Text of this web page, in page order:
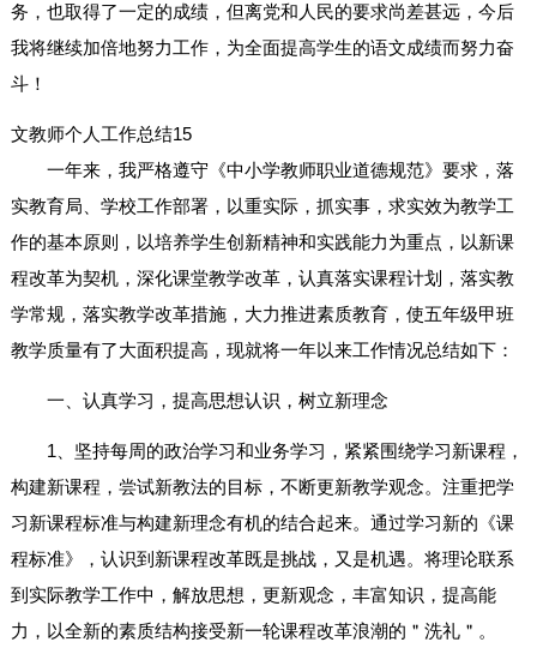
务，也取得了一定的成绩，但离党和人民的要求尚差甚远，今后
我将继续加倍地努力工作，为全面提高学生的语文成绩而努力奋
斗！
文教师个人工作总结15
一年来，我严格遵守《中小学教师职业道德规范》要求，落
实教育局、学校工作部署，以重实际，抓实事，求实效为教学工
作的基本原则，以培养学生创新精神和实践能力为重点，以新课
程改革为契机，深化课堂教学改革，认真落实课程计划，落实教
学常规，落实教学改革措施，大力推进素质教育，使五年级甲班
教学质量有了大面积提高，现就将一年以来工作情况总结如下：
一、认真学习，提高思想认识，树立新理念
1、坚持每周的政治学习和业务学习，紧紧围绕学习新课程，
构建新课程，尝试新教法的目标，不断更新教学观念。注重把学
习新课程标准与构建新理念有机的结合起来。通过学习新的《课
程标准》，认识到新课程改革既是挑战，又是机遇。将理论联系
到实际教学工作中，解放思想，更新观念，丰富知识，提高能
力，以全新的素质结构接受新一轮课程改革浪潮的＂洗礼＂。